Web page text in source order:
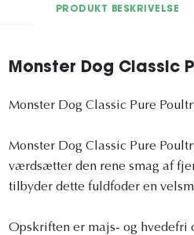
PRODUKT BESKRIVELSE
Monster Dog Classic
Monster Dog Classic Pure
Monster Dog Classic Pure
værdsætter den rene smag af
tilbyder dette fuldfoder en
Opskriften er majs- og hvedefri